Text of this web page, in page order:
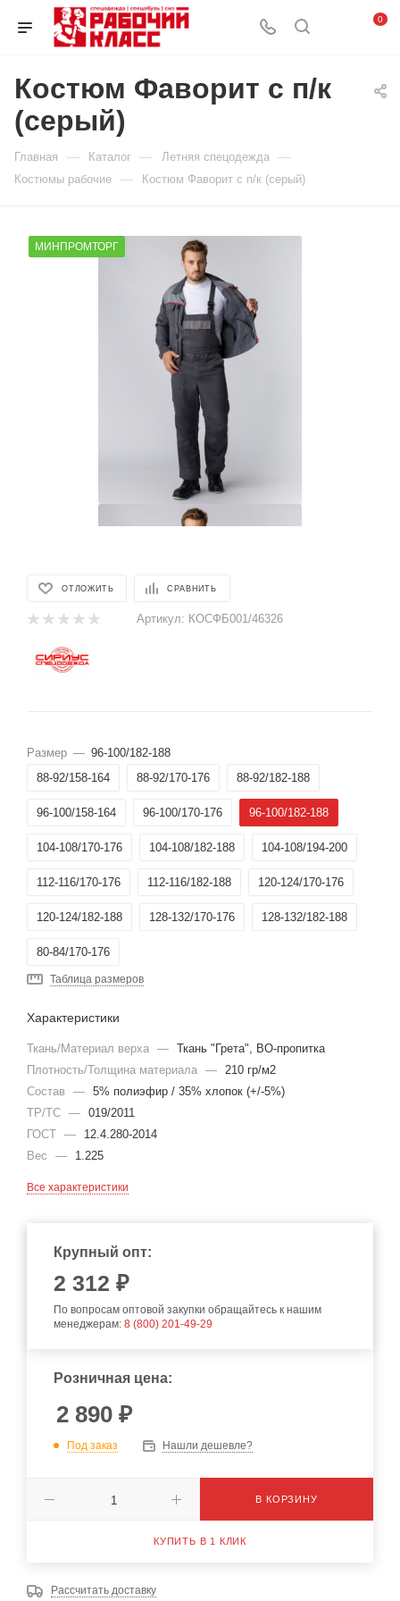
0
Костюм Фаворит с п/к
(серый)
Главная — Каталог — Летняя спецодежда —
Костюмы рабочие — Костюм Фаворит с п/к (серый)
МИНПРОМТОРГ
ОТЛОЖИТЬ СРАВНИТЬ
Артикул: КОСФБ001/46326
Размер — 96-100/182-188
88-92/158-164
88-92/170-176 88-92/182-188
96-100/158-164 96-100/170-176 96-100/182-188
104-108/170-176 104-108/182-188 104-108/194-200
112-116/170-176 112-116/182-188 120-124/170-176
120-124/182-188 128-132/170-176 128-132/182-188
80-84/170-176
Таблица размеров
Характеристики
Ткань/Материал верха — Ткань "Грета", ВО-пропитка
Плотность/Толщина материала — 210 гр/м2
Состав
— 5% полиэфир / 35% хлопок (+/-5%)
ТР/ТС — 019/2011
ГОСТ —
12.4.280-2014
Вес
— 1.225
Все характеристики
Крупный опт:
2 312 ₽
По вопросам оптовой закупки обращайтесь к нашим
менеджерам: 8 (800) 201-49-29
Розничная цена:
2 890 ₽
Под заказ Нашли дешевле?
В КОРЗИНУ
КУПИТЬ В 1 КЛИК
Рассчитать доставку